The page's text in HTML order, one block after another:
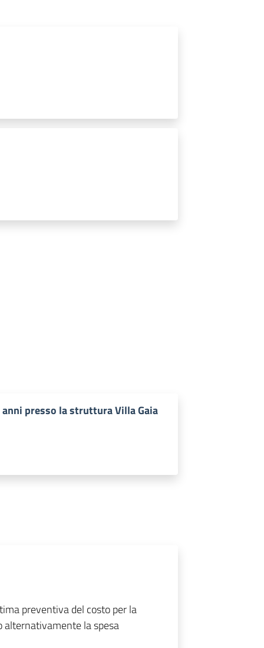
presso la struttura Villa Gaia
preventiva del costo per la
alternativamente la spesa